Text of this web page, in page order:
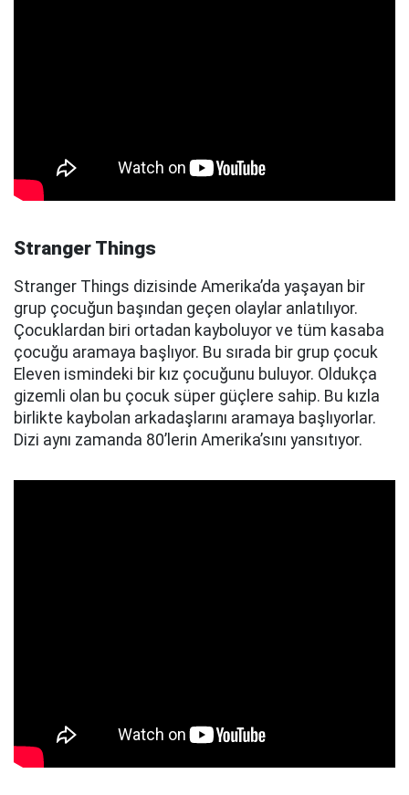
Stranger Things
Stranger Things dizisinde Amerika’da yaşayan bir
grup çocuğun başından geçen olaylar anlatılıyor.
Çocuklardan biri ortadan kayboluyor ve tüm kasaba
çocuğu aramaya başlıyor. Bu sırada bir grup çocuk
Eleven ismindeki bir kız çocuğunu buluyor. Oldukça
gizemli olan bu çocuk süper güçlere sahip. Bu kızla
birlikte kaybolan arkadaşlarını aramaya başlıyorlar.
Dizi aynı zamanda 80’lerin Amerika’sını yansıtıyor.